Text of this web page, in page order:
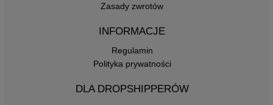
Zasady zwrotów
INFORMACJE
Regulamin
Polityka prywatności
DLA DROPSHIPPERÓW